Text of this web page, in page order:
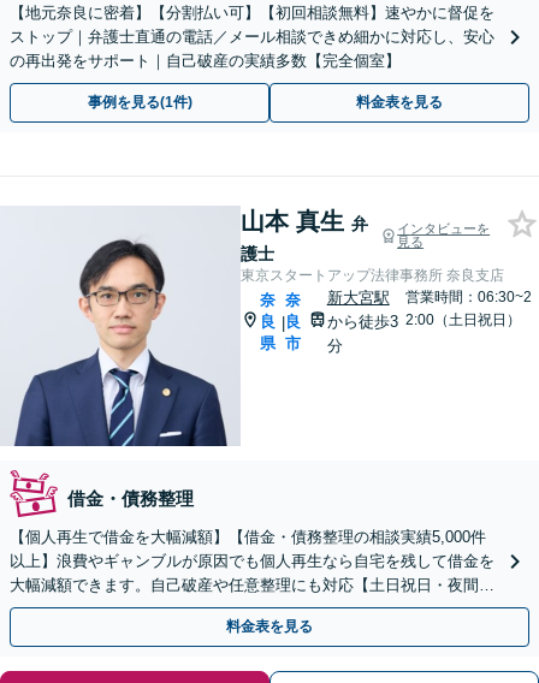
【地元奈良に密着】【分割払い可】【初回相談無料】速やかに督促を
ストップ｜弁護士直通の電話／メール相談できめ細かに対応し、安心
の再出発をサポート｜自己破産の実績多数【完全個室】
事例を見る(1件) 料金表を見る
山本 真生 弁
護士
インタビューを
見る
東京スタートアップ法律事務所 奈良支店
奈
良
県
|
奈
良
市
新大宮駅
から徒歩3
分
営業時間：06:30~2
2:00（土日祝日）
借金・債務整理
【個人再生で借金を大幅減額】【借金・債務整理の相談実績5,000件
以上】浪費やギャンブルが原因でも個人再生なら自宅を残して借金を
大幅減額できます。自己破産や任意整理にも対応【土日祝日・夜間も
相談受付】【費用の分割払い可】初回相談料は0円
料金表を見る